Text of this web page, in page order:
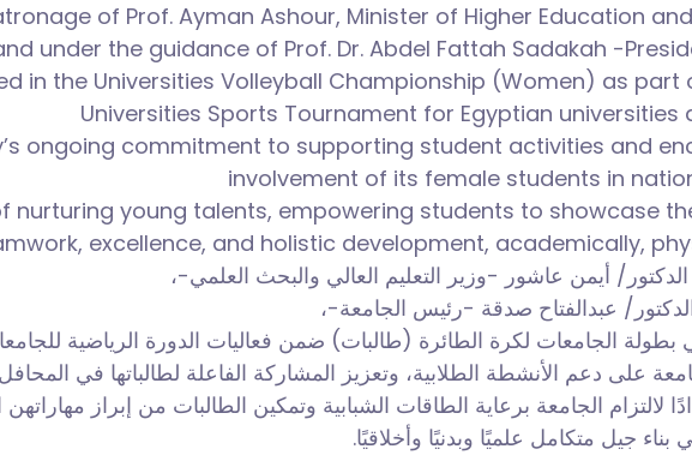
of Prof. Ayman Ashour, Minister of Higher Education
under the guidance of Prof. Dr. Abdel Fattah Sadakah -
in the Universities Volleyball Championship (Women) as part
Universities Sports Tournament for Egyptian universities
ongoing commitment to supporting student activities and
involvement of its female students in
nurturing young talents, empowering students to showcase
excellence, and holistic development, academically,
أيمن عاشور -وزير التعليم العالي والبحث العلمي-،
الدكتور/ عبدالفتاح صدقة -رئيس الجامعة-،
على دعم الأنشطة الطلابية، وتعزيز المشاركة الفاعلة لطالباتها في المحافل
لالتزام الجامعة برعاية الطاقات الشبابية وتمكين الطالبات من إبراز
جيل متكامل علميًا وبدنيًا وأخلاقيًا.